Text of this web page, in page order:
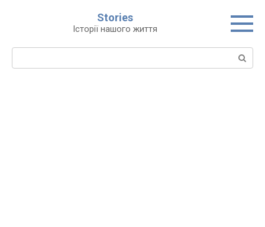
Stories
Історії нашого життя
Пошук: